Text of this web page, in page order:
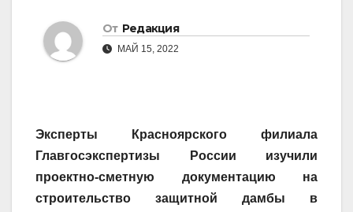
От Редакция
МАЙ 15, 2022
Эксперты Красноярского филиала
Главгосэкспертизы России изучили
проектно-сметную документацию на
строительство защитной дамбы в